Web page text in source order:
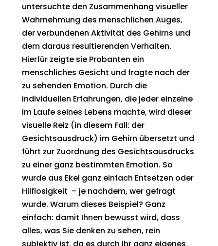
untersuchte den Zusammenhang visueller
Wahrnehmung des menschlichen Auges,
der verbundenen Aktivität des Gehirns und
dem daraus resultierenden Verhalten.
Hierfür zeigte sie Probanten ein
menschliches Gesicht und fragte nach der
zu sehenden Emotion. Durch die
individuellen Erfahrungen, die jeder einzelne
im Laufe seines Lebens machte, wird dieser
visuelle Reiz (in diesem Fall: der
Gesichtsausdruck) im Gehirn übersetzt und
führt zur Zuordnung des Gesichtsausdrucks
zu einer ganz bestimmten Emotion. So
wurde aus Ekel ganz einfach Entsetzen oder
Hilflosigkeit – je nachdem, wer gefragt
wurde. Warum dieses Beispiel? Ganz
einfach: damit Ihnen bewusst wird, dass
alles, was Sie denken zu sehen, rein